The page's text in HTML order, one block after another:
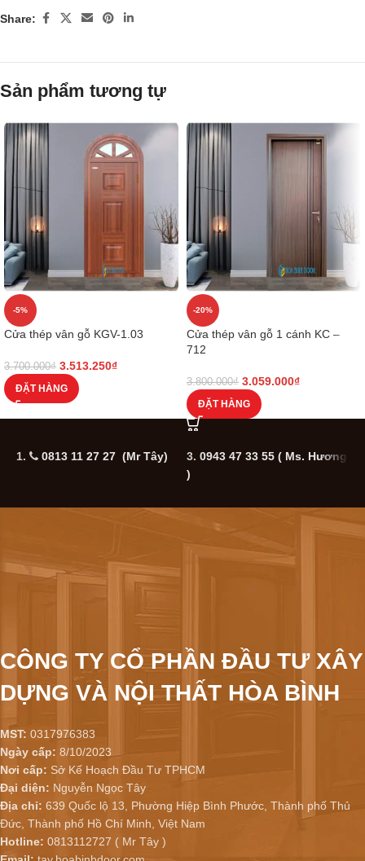
Share:
Sản phẩm tương tự
-5%
Cửa thép vân gỗ KGV-1.03
3.700.000₫ 3.513.250₫
ĐẶT HÀNG
-20%
Cửa thép vân gỗ 1 cánh KC –
712
3.800.000₫ 3.059.000₫
ĐẶT HÀNG
1. 0813 11 27 27 (Mr Tây) 3. 0943 47 33 55 ( Ms. Hương
)
CÔNG TY CỔ PHẦN ĐẦU TƯ XÂY
DỰNG VÀ NỘI THẤT HÒA BÌNH
MST: 0317976383
Ngày cấp: 8/10/2023
Nơi cấp: Sở Kế Hoạch Đầu Tư TPHCM
Đại diện: Nguyễn Ngọc Tây
Địa chỉ: 639 Quốc lộ 13, Phường Hiệp Bình Phước, Thành phố Thủ
Đức, Thành phố Hồ Chí Minh, Việt Nam
Hotline: 0813112727 ( Mr Tây )